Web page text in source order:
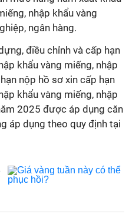
nhập khẩu vàng
ngân hàng.
điều chỉnh và cấp hạn
khẩu vàng miếng, nhập
nộp hồ sơ xin cấp hạn
khẩu vàng miếng, nhập
2025 được áp dụng căn
áp dụng theo quy định tại